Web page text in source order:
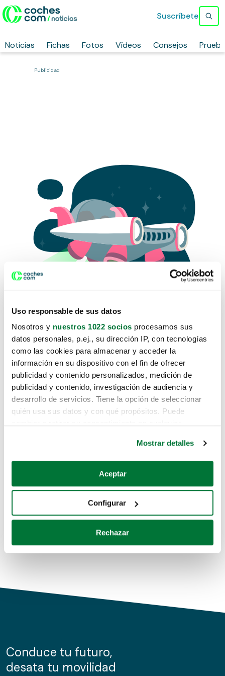
Uso responsable de sus datos
Nosotros y nuestros 1022 socios procesamos sus
datos personales, p.ej., su dirección IP, con tecnologías
como las cookies para almacenar y acceder la
información en su dispositivo con el fin de ofrecer
publicidad y contenido personalizados, medición de
publicidad y contenido, investigación de audiencia y
desarrollo de servicios. Tiene la opción de seleccionar
quién usa sus datos y con qué propósitos. Puede
Si lo permite, también quisiéramos:
Recopilar información sobre su ubicación geográfica
Identificar su dispositivo analizándolo activamente
para buscar características específicas (huellas
Obtenga más información sobre cómo se procesan sus
de cookies.
información sobre el uso que haga del sitio web con
nuestros partners de redes sociales, publicidad y análisis
Mostrar detalles
Aceptar
Configurar
Rechazar
Noticias Fichas Fotos Vídeos Consejos
Suscríbete
Publicidad
Lo sentimos, no sabemos como
te hemos traido hasta aquí.
Pero puedes encontrar el coche que estás
buscando en alguno de estos enlaces:
Coches de segunda mano
Coches de km0
Conduce tu futuro,
desata tu movilidad